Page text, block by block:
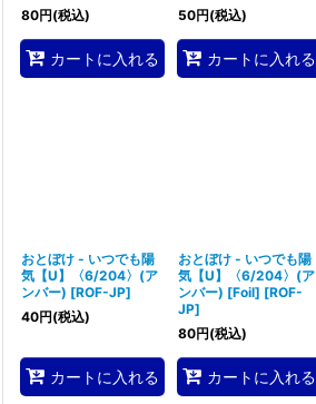
80円(税込)
カートに入れる
50円(税込)
カートに入れる
おとぼけ - いつでも陽
気【U】〈6/204〉(ア
ンバー) [ROF-JP]
40円(税込)
カートに入れる
おとぼけ - いつでも陽
気【U】〈6/204〉(ア
ンバー) [Foil] [ROF-
JP]
80円(税込)
カートに入れる